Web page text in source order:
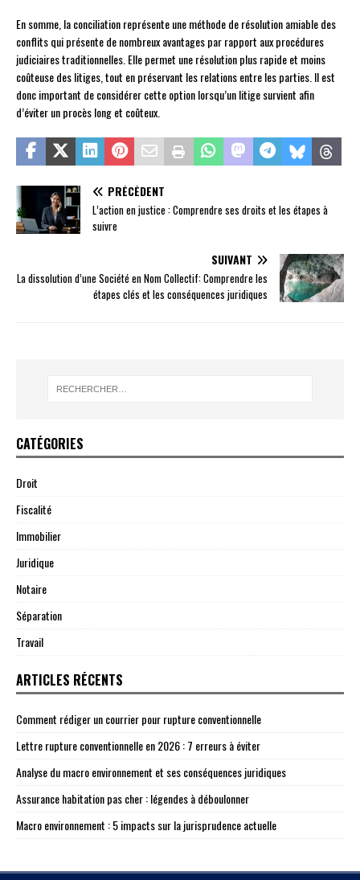
En somme, la conciliation représente une méthode de résolution amiable des
conflits qui présente de nombreux avantages par rapport aux procédures
judiciaires traditionnelles. Elle permet une résolution plus rapide et moins
coûteuse des litiges, tout en préservant les relations entre les parties. Il est
donc important de considérer cette option lorsqu’un litige survient afin
d’éviter un procès long et coûteux.
PRÉCÉDENT
L’action en justice : Comprendre ses droits et les étapes à
suivre
SUIVANT
La dissolution d’une Société en Nom Collectif: Comprendre les
étapes clés et les conséquences juridiques
CATÉGORIES
Droit
Fiscalité
Immobilier
Juridique
Notaire
Séparation
Travail
ARTICLES RÉCENTS
Comment rédiger un courrier pour rupture conventionnelle
Lettre rupture conventionnelle en 2026 : 7 erreurs à éviter
Analyse du macro environnement et ses conséquences juridiques
Assurance habitation pas cher : légendes à déboulonner
Macro environnement : 5 impacts sur la jurisprudence actuelle